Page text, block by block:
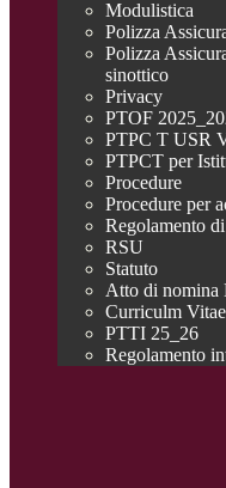
Modulistica
Polizza
Polizza
sinottico
Privacy
PTOF
PTPC T USR
PTPCT per
Procedure
Procedure per
Regolamento
RSU
Statuto
Atto di nomina
Curriculm
PTTI 25_26
Regolamento